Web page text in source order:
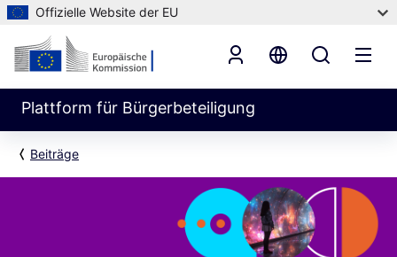
Offizielle Website der EU
Plattform für Bürgerbeteiligung
Beiträge